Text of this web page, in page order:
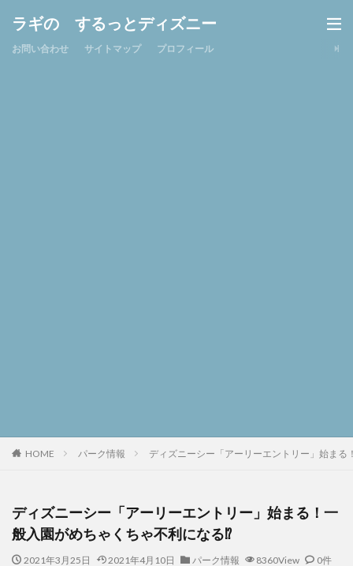
ラギの するっとディズニー
お問い合わせ サイトマップ プロフィール
HOME パーク情報 ディズニーシー「アーリーエントリー」始ま
ディズニーシー「アーリーエントリー」始まる！一
般入園がめちゃくちゃ不利になる⁉
2021年3月25日 2021年4月10日 パーク情報 8360View 0件